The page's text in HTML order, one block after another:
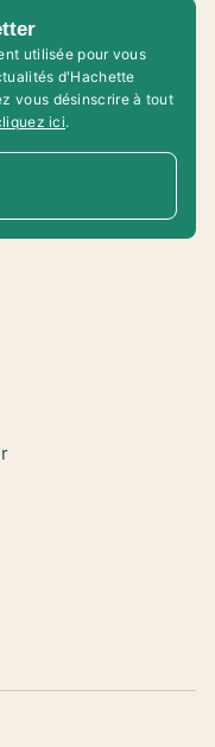
utilisée pour vous
d'Hachette
vous désinscrire à tout
ici.